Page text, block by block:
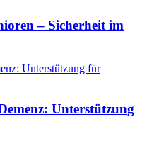
– Sicherheit im
Unterstützung